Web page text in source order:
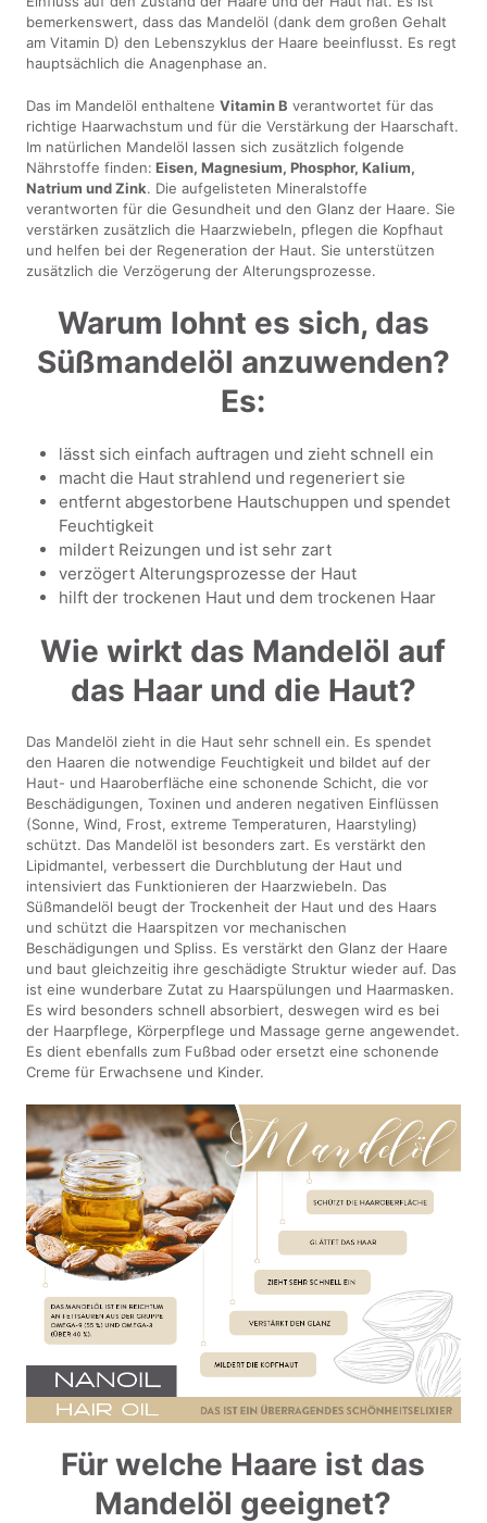
bemerkenswert, dass das Mandelöl (dank dem großen Gehalt
am Vitamin D) den Lebenszyklus der Haare beeinflusst. Es regt
hauptsächlich die Anagenphase an.
Das im Mandelöl enthalteneVitamin B verantwortet für das
richtige Haarwachstum und für die Verstärkung der Haarschaft.
Im natürlichen Mandelöl lassen sich zusätzlich folgende
Nährstoffe finden: Eisen, Magnesium, Phosphor, Kalium,
Natrium und Zink. Die aufgelisteten Mineralstoffe
verantworten für die Gesundheit und den Glanz der Haare. Sie
verstärken zusätzlich die Haarzwiebeln, pflegen die Kopfhaut
und helfen bei der Regeneration der Haut. Sie unterstützen
zusätzlich die Verzögerung der Alterungsprozesse.
Warum lohnt es sich, das
Süßmandelöl anzuwenden?
Es:
lässt sich einfach auftragen und zieht schnell ein
macht die Haut strahlend und regeneriert sie
entfernt abgestorbene Hautschuppen und spendet
Feuchtigkeit
mildert Reizungen und ist sehr zart
verzögert Alterungsprozesse der Haut
hilft der trockenen Haut und dem trockenen Haar
Wie wirkt das Mandelöl auf
das Haar und die Haut?
Das Mandelöl zieht in die Haut sehr schnell ein. Es spendet
den Haaren die notwendige Feuchtigkeit und bildet auf der
Haut- und Haaroberfläche eine schonende Schicht, die vor
Beschädigungen, Toxinen und anderen negativen Einflüssen
(Sonne, Wind, Frost, extreme Temperaturen, Haarstyling)
schützt. Das Mandelöl ist besonders zart. Es verstärkt den
Lipidmantel, verbessert die Durchblutung der Haut und
intensiviert das Funktionieren der Haarzwiebeln. Das
Süßmandelöl beugt der Trockenheit der Haut und des Haars
und schützt die Haarspitzen vor mechanischen
Beschädigungen und Spliss. Es verstärkt den Glanz der Haare
und baut gleichzeitig ihre geschädigte Struktur wieder auf. Das
ist eine wunderbare Zutat zu Haarspülungen und Haarmasken.
Es wird besonders schnell absorbiert, deswegen wird es bei
der Haarpflege, Körperpflege und Massage gerne angewendet.
Es dient ebenfalls zum Fußbad oder ersetzt eine schonende
Creme für Erwachsene und Kinder.
Für welche Haare ist das
Mandelöl geeignet?